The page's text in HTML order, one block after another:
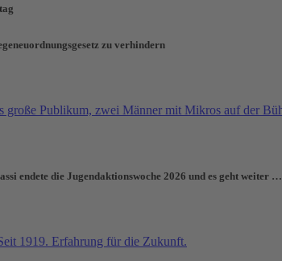
zu verhindern
endete die Jugendaktionswoche 2026 und es geht weiter …